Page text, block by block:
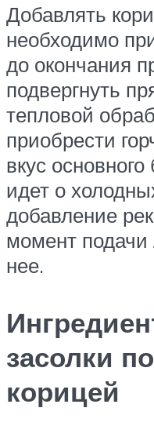
Добавлять
необходимо
до окончания
подвергнуть
тепловой
приобрести
вкус
идет о
добавление
момент подачи
нее.
засолки
корицей